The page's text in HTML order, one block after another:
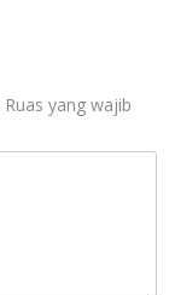
Ruas yang wajib